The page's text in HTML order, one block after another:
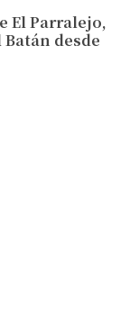
El Parralejo,
Batán desde